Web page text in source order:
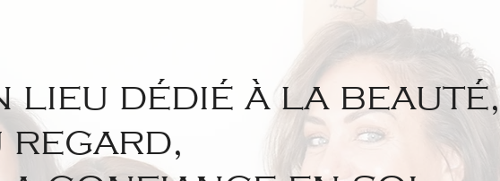
lieu dédié à la beauté,
regard,